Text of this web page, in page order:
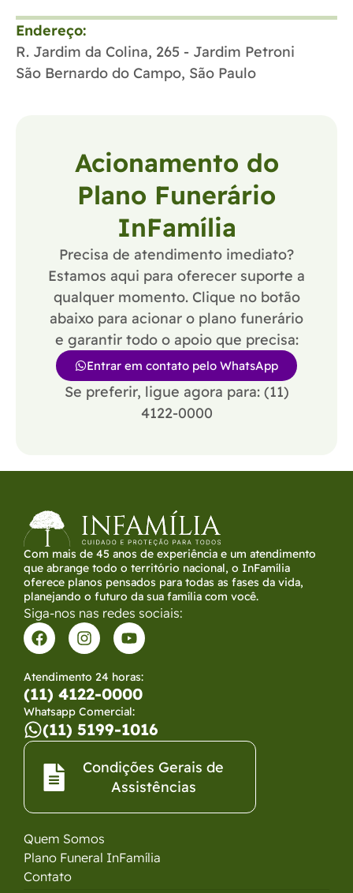
Endereço:
R. Jardim da Colina, 265 - Jardim Petroni
São Bernardo do Campo, São Paulo
Acionamento do
Plano Funerário
InFamília
Precisa de atendimento imediato?
Estamos aqui para oferecer suporte a
qualquer momento. Clique no botão
abaixo para acionar o plano funerário
e garantir todo o apoio que precisa:
Entrar em contato pelo WhatsApp
Se preferir, ligue agora para: (11)
4122-0000
Com mais de 45 anos de experiência e um atendimento
que abrange todo o território nacional, o InFamília
oferece planos pensados para todas as fases da vida,
planejando o futuro da sua família com você.
Siga-nos nas redes sociais:
Atendimento 24 horas:
(11) 4122-0000
Whatsapp Comercial:
(11) 5199-1016
Condições Gerais de
Assistências​
Quem Somos
Plano Funeral InFamília
Contato